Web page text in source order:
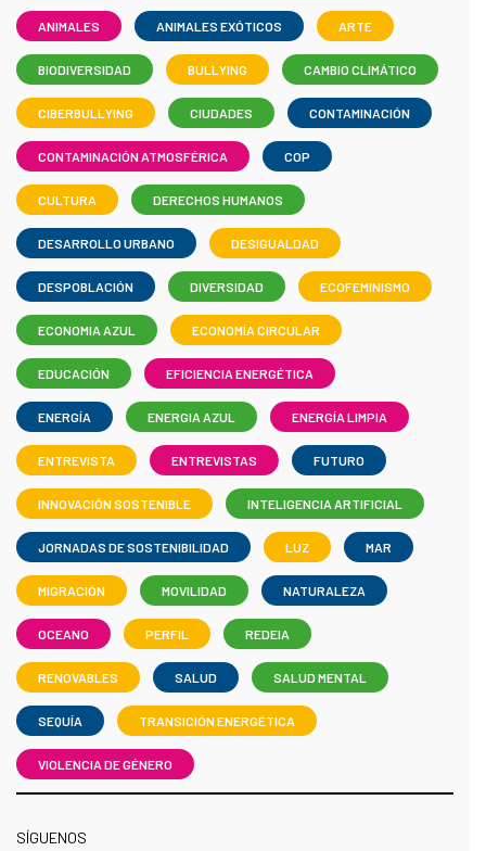
ANIMALES ANIMALES EXÓTICOS ARTE
BIODIVERSIDAD BULLYING CAMBIO CLIMÁTICO
CIBERBULLYING CIUDADES CONTAMINACIÓN
CONTAMINACIÓN ATMOSFÉRICA COP
CULTURA DERECHOS HUMANOS
DESARROLLO URBANO DESIGUALDAD
DESPOBLACIÓN DIVERSIDAD ECOFEMINISMO
ECONOMIA AZUL ECONOMÍA CIRCULAR
EDUCACIÓN EFICIENCIA ENERGÉTICA
ENERGÍA ENERGIA AZUL ENERGÍA LIMPIA
ENTREVISTA ENTREVISTAS FUTURO
INNOVACIÓN SOSTENIBLE INTELIGENCIA ARTIFICIAL
JORNADAS DE SOSTENIBILIDAD LUZ MAR
MIGRACIÓN MOVILIDAD NATURALEZA
OCEANO PERFIL REDEIA
RENOVABLES SALUD SALUD MENTAL
SEQUÍA TRANSICIÓN ENERGÉTICA
VIOLENCIA DE GÉNERO
SÍGUENOS